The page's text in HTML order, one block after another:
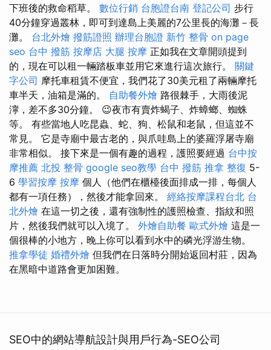
下班後的救命稻草。 數位行銷 台胞證台南 登記公司 步行
40分鐘穿過叢林，即可到達島上美麗的7公里長的海灘－長
灘。 台北外燴 撥筋證照 辦理台胞證 新竹 整骨 on page
seo 台中 撥筋 按摩店 大腿 按摩 正如我在文章開頭提到
的，現在可以租一輛踏板車並用它來進行這次旅行。 關鍵
字公司 摩托車租賃不便宜，我們花了30美元租了兩輛摩托
車半天，油箱是滿的。 自助餐外燴 路很棘手，大雨後泥
濘，差不多30分鐘。 😉夜市有賣炸蝎子、炸蟑螂、蜘蛛
等。 有些當地人吃昆蟲、蛇、狗、松鼠和老鼠，但這並不
常見。 它是寺廟中最古老的，與爪哇島上的婆羅浮屠寺廟
非常相似。 接下來是一個有趣的過程，護照要經過 台中按
摩推薦 北投 整骨 google seo教學 台中 撥筋 推拿 整復 5-
6 學習按摩 按摩 個人（他們在櫃檯後面排成一排，每個人
都有一項任務），然後才能拿回來。 經絡按摩課程台北 台
北外燴 在這一切之後，還有強制性的護照檢查、指紋和照
片，然後我們就可以入境了。 外燴自助餐 歐式外燴 這是一
個很棒的小地方，晚上你可以看到水中的磷光浮游生物。
推拿學徒 婚禮外燴 但我們在日落時分開始返回村莊，因為
在黑暗中道路會更加困難。
SEO中的網站導航設計與用戶行為-SEO公司